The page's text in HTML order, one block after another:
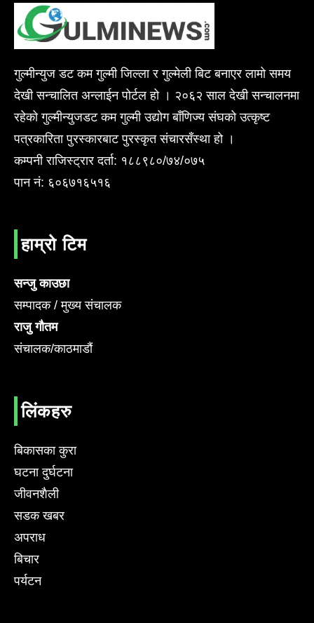
गुल्मीन्युज डट कम गुल्मी जिल्ला र गुल्मेली बिट बनाएर लामो समय
देखी सन्चालित अन्लाईन पोर्टल हो । २०६२ साल देखी सन्चालनमा
रहेको गुल्मीन्युजडट कम गुल्मी उद्योग बाँणिज्य संघको उत्कृष्ट
पत्रकारिता पुरस्कारबाट पुरस्कृत संचारसँस्था हो ।
कम्पनी राजिस्ट्रार दर्ता: १८८९८०/७४/०७५
पान नं: ६०६७१६५१६
हाम्रो टिम
सन्जु काउछा
सम्पादक / मुख्य संचालक
राजु गौतम
संचालक/काठमाडौं
लिंकहरु
बिकासका कुरा
घटना दुर्घटना
जीवनशैली
सडक खबर
अपराध
बिचार
पर्यटन